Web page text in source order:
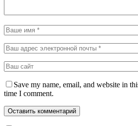
Save my name, email, and website in
time I comment.